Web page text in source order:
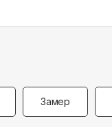
Замер